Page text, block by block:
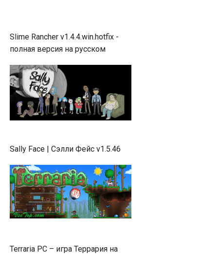
Slime Rancher v1.4.4.win.hotfix -
полная версия на русском
Sally Face | Сэлли Фейс v1.5.46
Terraria PC – игра Террария на